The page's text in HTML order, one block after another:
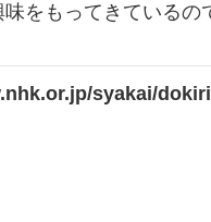
をもってきているの
syakai/